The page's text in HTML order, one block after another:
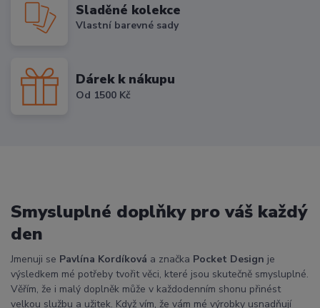
Sladěné kolekce
Vlastní barevné sady
Dárek k nákupu
Od 1500 Kč
Smysluplné doplňky pro váš každý
den
Jmenuji se Pavlína Kordíková a značka Pocket Design je
výsledkem mé potřeby tvořit věci, které jsou skutečně smysluplné.
Věřím, že i malý doplněk může v každodenním shonu přinést
velkou službu a užitek. Když vím, že vám mé výrobky usnadňují